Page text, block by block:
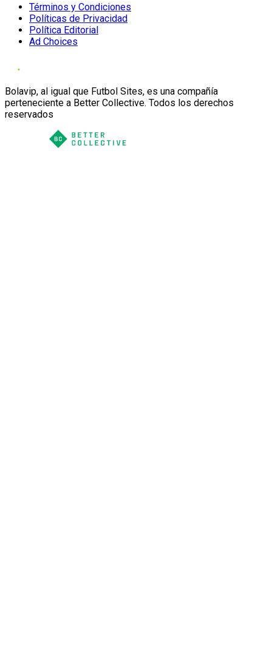
Términos y Condiciones
Políticas de Privacidad
Política Editorial
Ad Choices
Bolavip, al igual que Futbol Sites, es una compañía
perteneciente a Better Collective. Todos los derechos
reservados